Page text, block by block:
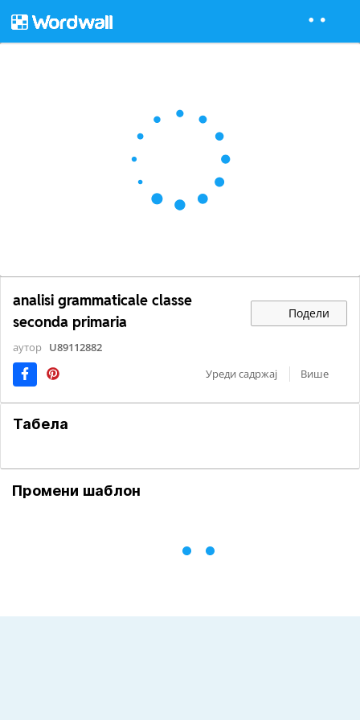
analisi grammaticale classe
seconda primaria
Подели
аутор
U89112882
Уреди садржај
Више
Табела
Промени шаблон